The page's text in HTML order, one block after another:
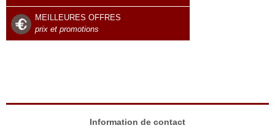
MEILLEURES OFFRES
prix et promotions
Information de contact